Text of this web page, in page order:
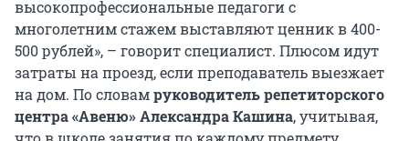
высокопрофессиональные педагоги с
многолетним стажем выставляют ценник в 400-
500 рублей», – говорит специалист. Плюсом идут
затраты на проезд, если преподаватель выезжает
на дом. По словамруководитель репетиторского
центра «Авеню» Александра Кашина, учитывая,